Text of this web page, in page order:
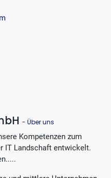
- Über uns
Kompetenzen zum
IT Landschaft entwickelt.